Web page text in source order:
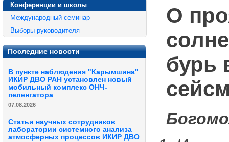
Конференции и школы
Международный семинар
Выборы руководителя
Последние новости
В пункте наблюдения "Карымшина"
ИКИР ДВО РАН установлен новый
мобильный комплекс ОНЧ-
пеленгатора
07.08.2026
Статьи научных сотрудников
лаборатории системного анализа
атмосферных процессов ИКИР ДВО
О
бурь